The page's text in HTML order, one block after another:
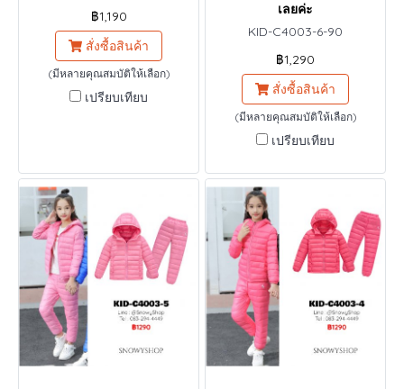
฿1,190
สั่งซื้อสินค้า
(มีหลายคุณสมบัติให้เลือก)
เปรียบเทียบ
เลยค่ะ
KID-C4003-6-90
฿1,290
สั่งซื้อสินค้า
(มีหลายคุณสมบัติให้เลือก)
เปรียบเทียบ